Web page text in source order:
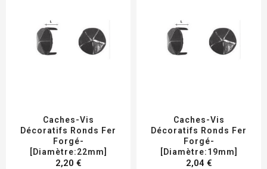
Caches-Vis
Décoratifs Ronds Fer
Forgé-
[Diamètre:22mm]
2,20 €
Caches-Vis
Décoratifs Ronds Fer
Forgé-
[Diamètre:19mm]
2,04 €